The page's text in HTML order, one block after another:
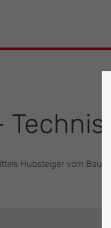
leider
Der
Hubsteiger vom